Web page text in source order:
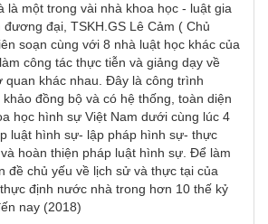
là một trong vài nhà khoa học - luật gia
đương đại, TSKH.GS Lê Cảm ( Chủ
soạn cùng với 8 nhà luật học khác của
công tác thực tiễn và giảng dạy về
quan khác nhau. Đây là công trình
đồng bộ và có hệ thống, toàn diện
học hình sự Việt Nam dưới cùng lúc 4
luật hình sự- lập pháp hình sự- thực
hoàn thiện pháp luật hình sự. Để làm
đề chủ yếu về lịch sử và thực tại của
định nước nhà trong hơn 10 thế kỷ
nay (2018)